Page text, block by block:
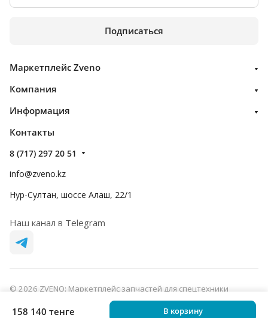
158 140 тенге В корзину
Подписаться
Маркетплейс Zveno
Компания
Информация
Контакты
8 (717) 297 20 51
info@zveno.kz
Нур-Султан, шоссе Алаш, 22/1
Наш канал в Telegram
© 2026 ZVENO: Маркетплейс запчастей для спецтехники
Конфиденциальность